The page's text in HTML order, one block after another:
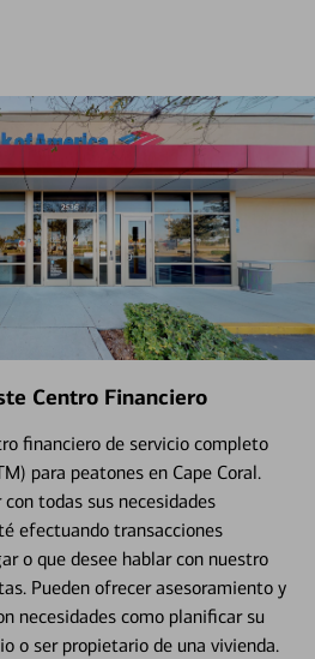
Centro Financiero
financiero de servicio completo
para peatones en Cape Coral.
todas sus necesidades
efectuando transacciones
o que desee hablar con nuestro
Pueden ofrecer asesoramiento y
necesidades como planificar su
o ser propietario de una vivienda.